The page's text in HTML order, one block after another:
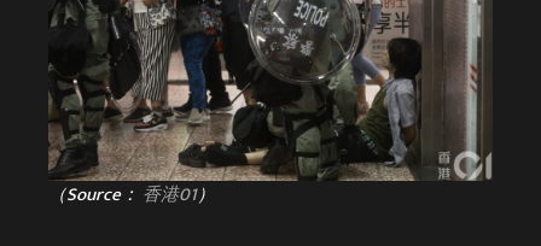
（Source： 香港01）